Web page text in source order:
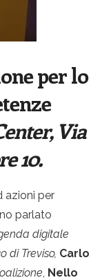
per lo
Via
10.
azioni per
parlato
digitale
di Treviso, Carlo
, Nello